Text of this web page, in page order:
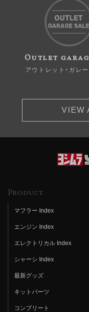
Outlet
アウトレット・ガレ
VIEW
Product
マフラー Index
エンジン Index
エレクトリカル Index
シャーシ Index
最新グッズ
キットパーツ
コンプリート